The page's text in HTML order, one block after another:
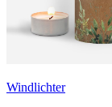
Windlichter